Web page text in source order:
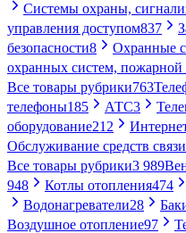
Системы охраны,
управления доступом837
безопасности8 Охранные
охранных систем,
Все товары рубрики763
телефоны185 АТС3
оборудование212
Обслуживание средств связи
Все товары рубрики3 989
948
Котлы отопления474
Водонагреватели28
Воздушное отопление97